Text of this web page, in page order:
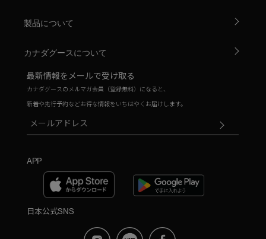
製品について
カナダグースについて
最新情報をメールで受け取る
カナダグースのメルマガ会員（登録無料）になると、
新着や先行予約などお得な情報をいちはやくお届けします。
APP
日本公式SNS